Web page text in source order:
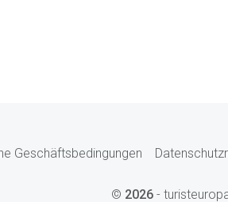
Geschäftsbedingungen
© 2026-